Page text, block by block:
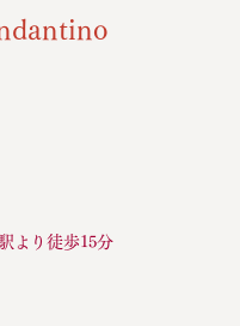
より徒歩15分